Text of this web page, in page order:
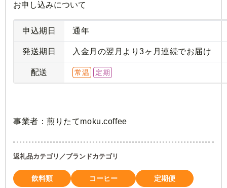
お申し込みについて
申込期日 通年
発送期日 入金月の翌月より3ヶ月連続でお届け
配送 常温 定期
事業者：煎りたてmoku.coffee
返礼品カテゴリ／ブランドカテゴリ
飲料類 コーヒー 定期便